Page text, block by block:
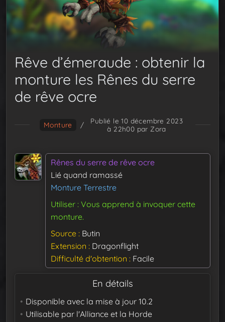
Rêve d’émeraude : obtenir la
monture les Rênes du serre
de rêve ocre
Monture /
Publié le 10 décembre 2023
à 22h00 par Zora
Rênes du serre de rêve ocre
Lié quand ramassé
Monture Terrestre
Utiliser : Vous apprend à invoquer cette
monture.
Source Butin
Extension
Dragonflight
Difficulté d'obtention
Facile
En détails
Disponible avec la mise à jour 10.2
Utilisable par l'Alliance et la Horde